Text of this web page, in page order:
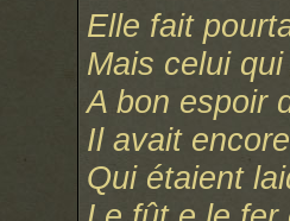
Elle fait
Mais celui
A bon espoir
Il avait
Qui étaient